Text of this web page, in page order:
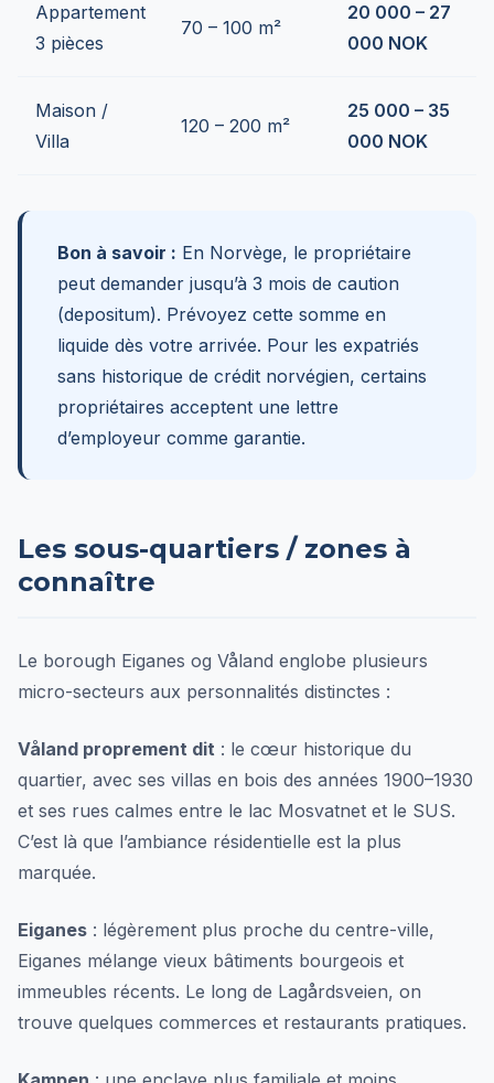
Appartement
3 pièces
70 – 100 m²
20 000 – 27
000 NOK
Maison /
Villa
120 – 200 m²
25 000 – 35
000 NOK
Bon à savoir : En Norvège, le propriétaire
peut demander jusqu’à 3 mois de caution
(depositum). Prévoyez cette somme en
liquide dès votre arrivée. Pour les expatriés
sans historique de crédit norvégien, certains
propriétaires acceptent une lettre
d’employeur comme garantie.
Les sous-quartiers / zones à
connaître
Le borough Eiganes og Våland englobe plusieurs
micro-secteurs aux personnalités distinctes :
Våland proprement dit : le cœur historique du
quartier, avec ses villas en bois des années 1900–1930
et ses rues calmes entre le lac Mosvatnet et le SUS.
C’est là que l’ambiance résidentielle est la plus
marquée.
Eiganes : légèrement plus proche du centre-ville,
Eiganes mélange vieux bâtiments bourgeois et
immeubles récents. Le long de Lagårdsveien, on
trouve quelques commerces et restaurants pratiques.